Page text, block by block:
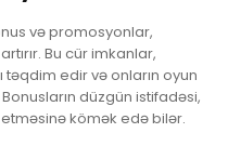
və promosyonlar,
Bu cür imkanlar,
edir və onların oyun
düzgün istifadəsi,
kömək edə bilər.